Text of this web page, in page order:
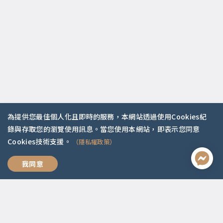
我想跟你好好說
聯絡資訊
02-2292-2086
service@koob.com.tw
為提供您最佳個人化且即時的服務，本網站透過使用Cookies紀
錄與存取您的瀏覽使用訊息。當您使用本網站，即表示您同意
Cookies技術支援。
（隱私權政策）
我同意